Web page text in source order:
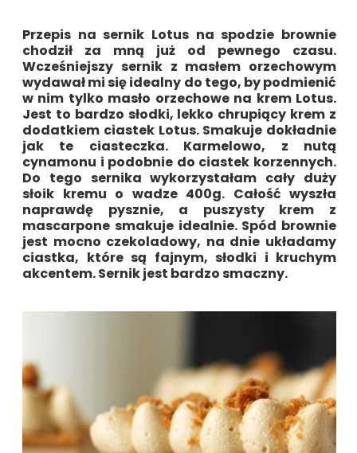
Przepis na sernik Lotus na spodzie brownie
chodził za mną już od pewnego czasu.
Wcześniejszy sernik z masłem orzechowym
wydawał mi się idealny do tego, by podmienić
w nim tylko masło orzechowe na krem Lotus.
Jest to bardzo słodki, lekko chrupiący krem z
dodatkiem ciastek Lotus. Smakuje dokładnie
jak te ciasteczka. Karmelowo, z nutą
cynamonu i podobnie do ciastek korzennych.
Do tego sernika wykorzystałam cały duży
słoik kremu o wadze 400g. Całość wyszła
naprawdę pysznie, a puszysty krem z
mascarpone smakuje idealnie. Spód brownie
jest mocno czekoladowy, na dnie układamy
ciastka, które są fajnym, słodki i kruchym
akcentem. Sernik jest bardzo smaczny.